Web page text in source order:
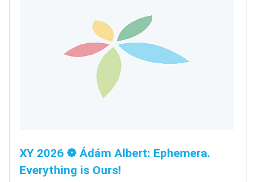
XY 2026 ❁ Ádám Albert: Ephemera.
Everything is Ours!